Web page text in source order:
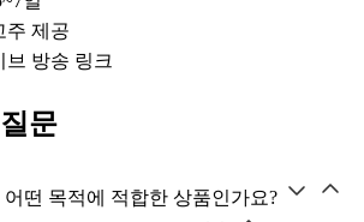
주 제공
브 방송 링크
질문
떤 목적에 적합한 상품인가요?